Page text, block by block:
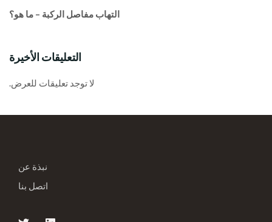
التهاب مفاصل الركبة – ما هو؟
التعليقات الأخيرة
لا توجد تعليقات للعرض.
نبذة عن
اتصل بنا